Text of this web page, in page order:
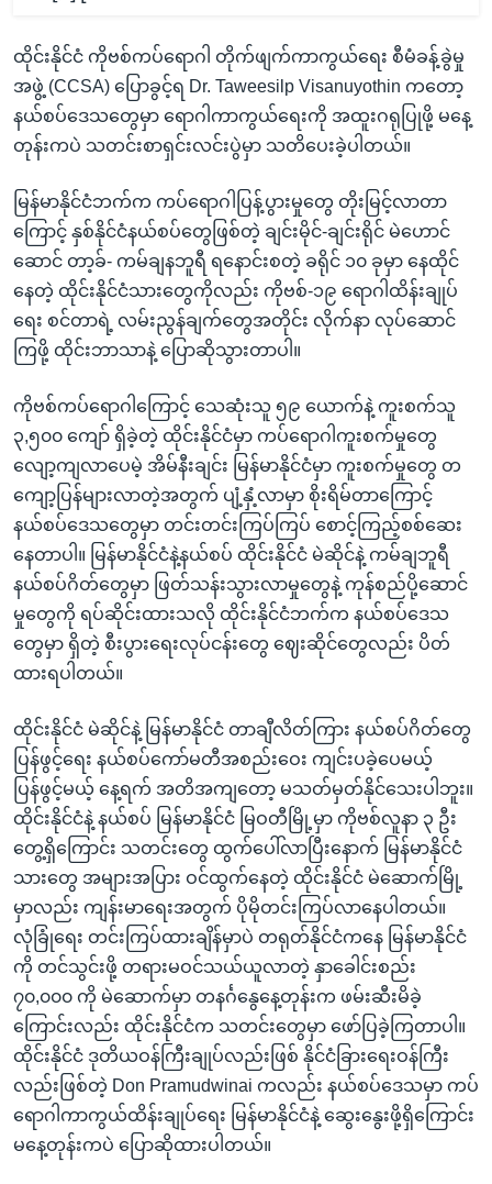
ထိုင်းနိုင်ငံ ကိုဗစ်ကပ်ရောဂါ တိုက်ဖျက်ကာကွယ်ရေး စီမံခန့်ခွဲမှု
အဖွဲ့ (CCSA) ပြောခွင့်ရ Dr. Taweesilp Visanuyothin ကတော့
နယ်စပ်ဒေသတွေမှာ ရောဂါကာကွယ်ရေးကို အထူးဂရုပြုဖို့ မနေ့
တုန်းကပဲ သတင်းစာရှင်းလင်းပွဲမှာ သတိပေးခဲ့ပါတယ်။
မြန်မာနိုင်ငံဘက်က ကပ်ရောဂါပြန့်ပွားမှုတွေ တိုးမြင့်လာတာ
ကြောင့် နှစ်နိုင်ငံနယ်စပ်တွေဖြစ်တဲ့ ချင်းမိုင်-ချင်းရိုင် မဲဟောင်
ဆောင် တာ့ခ်- ကမ်ချနဘူရီ ရနောင်းစတဲ့ ခရိုင် ၁၀ ခုမှာ နေထိုင်
နေတဲ့ ထိုင်းနိုင်ငံသားတွေကိုလည်း ကိုဗစ်-၁၉ ရောဂါထိန်းချုပ်
ရေး စင်တာရဲ့ လမ်းညွန်ချက်တွေအတိုင်း လိုက်နာ လုပ်ဆောင်
ကြဖို့ ထိုင်းဘာသာနဲ့ ပြောဆိုသွားတာပါ။
ကိုဗစ်ကပ်ရောဂါကြောင့် သေဆုံးသူ ၅၉ ယောက်နဲ့ ကူးစက်သူ
၃,၅၀၀ ကျော် ရှိခဲ့တဲ့ ထိုင်းနိုင်ငံမှာ ကပ်ရောဂါကူးစက်မှုတွေ
လျော့ကျလာပေမဲ့ အိမ်နီးချင်း မြန်မာနိုင်ငံမှာ ကူးစက်မှုတွေ တ
ကျော့ပြန်များလာတဲ့အတွက် ပျံ့နှံ့လာမှာ စိုးရိမ်တာကြောင့်
နယ်စပ်ဒေသတွေမှာ တင်းတင်းကြပ်ကြပ် စောင့်ကြည့်စစ်ဆေး
နေတာပါ။ မြန်မာနိုင်ငံနဲ့နယ်စပ် ထိုင်းနိုင်ငံ မဲဆိုင်နဲ့ ကမ်ချဘူရီ
နယ်စပ်ဂိတ်တွေမှာ ဖြတ်သန်းသွားလာမှုတွေနဲ့ ကုန်စည်ပို့ဆောင်
မှုတွေကို ရပ်ဆိုင်းထားသလို ထိုင်းနိုင်ငံဘက်က နယ်စပ်ဒေသ
တွေမှာ ရှိတဲ့ စီးပွားရေးလုပ်ငန်းတွေ ဈေးဆိုင်တွေလည်း ပိတ်
ထားရပါတယ်။
ထိုင်းနိုင်ငံ မဲဆိုင်နဲ့ မြန်မာနိုင်ငံ တာချီလိတ်ကြား နယ်စပ်ဂိတ်တွေ
ပြန်ဖွင့်ရေး နယ်စပ်ကော်မတီအစည်းဝေး ကျင်းပခဲ့ပေမယ့်
ပြန်ဖွင့်မယ့် နေ့ရက် အတိအကျတော့ မသတ်မှတ်နိုင်သေးပါဘူး။
ထိုင်းနိုင်ငံနဲ့ နယ်စပ် မြန်မာနိုင်ငံ မြဝတီမြို့မှာ ကိုဗစ်လူနာ ၃ ဦး
တွေ့ရှိကြောင်း သတင်းတွေ ထွက်ပေါ်လာပြီးနောက် မြန်မာနိုင်ငံ
သားတွေ အများအပြား ဝင်ထွက်နေတဲ့ ထိုင်းနိုင်ငံ မဲဆောက်မြို့
မှာလည်း ကျန်းမာရေးအတွက် ပိုမိုတင်းကြပ်လာနေပါတယ်။
လုံခြုံရေး တင်းကြပ်ထားချိန်မှာပဲ တရုတ်နိုင်ငံကနေ မြန်မာနိုင်ငံ
ကို တင်သွင်းဖို့ တရားမဝင်သယ်ယူလာတဲ့ နှာခေါင်းစည်း
၇၀,၀၀၀ ကို မဲဆောက်မှာ တနင်္ဂနွေနေ့တုန်းက ဖမ်းဆီးမိခဲ့
ကြောင်းလည်း ထိုင်းနိုင်ငံက သတင်းတွေမှာ ဖော်ပြခဲ့ကြတာပါ။
ထိုင်းနိုင်ငံ ဒုတိယဝန်ကြီးချုပ်လည်းဖြစ် နိုင်ငံခြားရေးဝန်ကြီး
လည်းဖြစ်တဲ့ Don Pramudwinai ကလည်း နယ်စပ်ဒေသမှာ ကပ်
ရောဂါကာကွယ်ထိန်းချုပ်ရေး မြန်မာနိုင်ငံနဲ့ ဆွေးနွေးဖို့ရှိကြောင်း
မနေ့တုန်းကပဲ ပြောဆိုထားပါတယ်။